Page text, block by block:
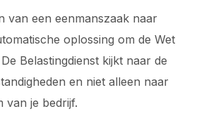
van een eenmanszaak naar
oplossing om de Wet
Belastingdienst kijkt naar de
en niet alleen naar
van je bedrijf.